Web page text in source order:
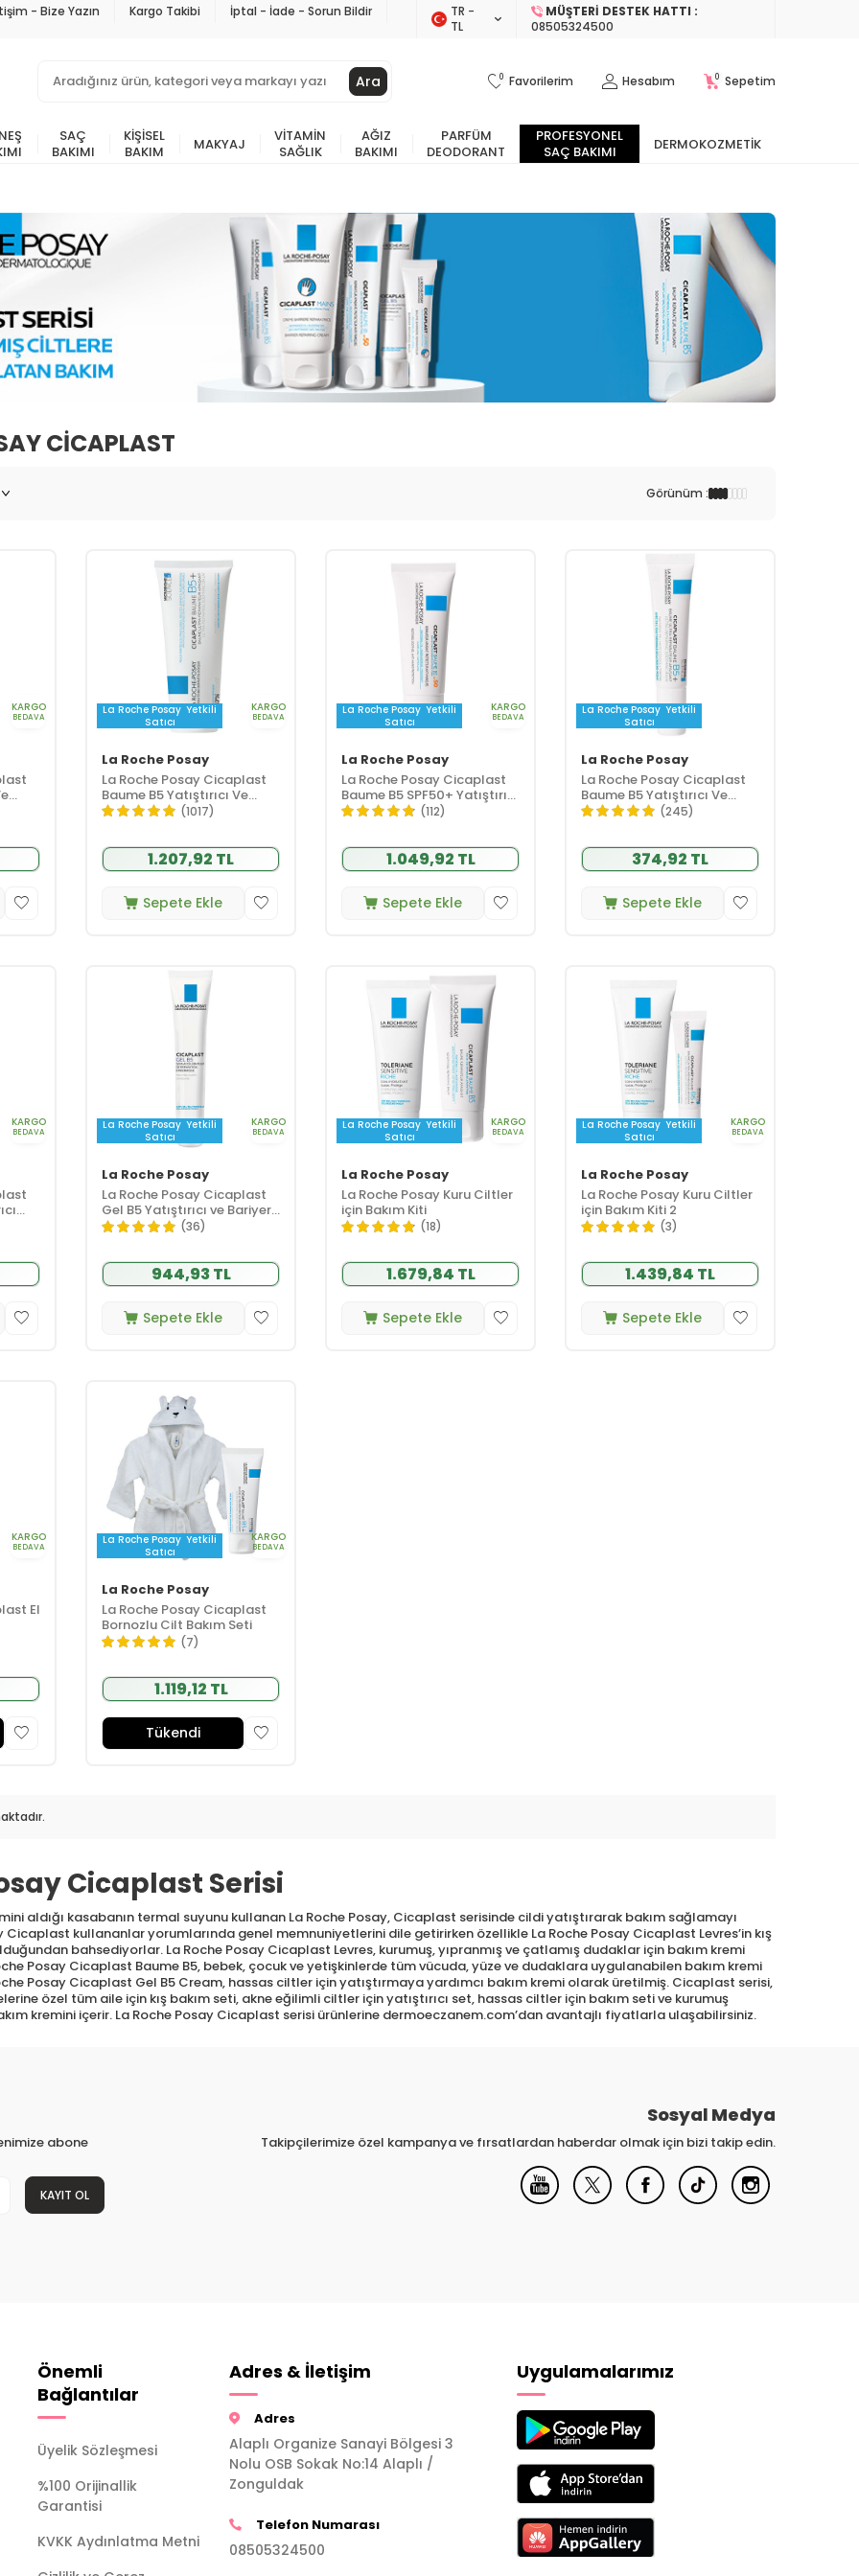
- Bize Yazın Kargo Takibi İptal - İade - Sorun Bildir
TR −
TL
MÜŞTERI DESTEK HATTI :
08505324500
Ara 0 Favorilerim Hesabım 0 Sepetim
SAÇ
BAKIMI
KIŞISEL
BAKIM
MAKYAJ
VITAMIN
SAĞLIK
AĞIZ
BAKIMI
PARFÜM
DEODORANT
PROFESYONEL
SAÇ BAKIMI
DERMOKOZMETIK
CICAPLAST
Görünüm :
KARGO
BEDAVA
La Roche Posay Yetkili
Satıcı
KARGO
BEDAVA
La Roche Posay
La Roche Posay Cicaplast
Baume B5 Yatıştırıcı Ve
Bariyer Onarıcı Bakım Kremi
(1017)
1.207,92 TL
Sepete Ekle
La Roche Posay Yetkili
Satıcı
KARGO
BEDAVA
La Roche Posay
La Roche Posay Cicaplast
Baume B5 SPF50+ Yatıştırıcı
Ve Bariyer Onarıcı Bakım
(112)
1.049,92 TL
Sepete Ekle
La Roche Posay Yetkili
Satıcı
La Roche Posay
La Roche Posay Cicaplast
Baume B5 Yatıştırıcı Ve
Bariyer Onarıcı Bakım Kremi
(245)
374,92 TL
Sepete Ekle
KARGO
BEDAVA
La Roche Posay Yetkili
Satıcı
KARGO
BEDAVA
La Roche Posay
La Roche Posay Cicaplast
Gel B5 Yatıştırıcı ve Bariyer
Onarıcı Bakım Jeli 40 ml
(36)
944,93 TL
Sepete Ekle
La Roche Posay Yetkili
Satıcı
KARGO
BEDAVA
La Roche Posay
La Roche Posay Kuru Ciltler
için Bakım Kiti
(18)
1.679,84 TL
Sepete Ekle
La Roche Posay Yetkili
Satıcı
KARGO
BEDAVA
La Roche Posay
La Roche Posay Kuru Ciltler
için Bakım Kiti 2
(3)
1.439,84 TL
Sepete Ekle
KARGO
BEDAVA
El
La Roche Posay Yetkili
Satıcı
KARGO
BEDAVA
La Roche Posay
La Roche Posay Cicaplast
Bornozlu Cilt Bakım Seti
(7)
1.119,12 TL
Tükendi
Cicaplast Serisi
aldığı kasabanın termal suyunu kullanan La Roche Posay, Cicaplast serisinde cildi yatıştırarak bakım sağlamayı
Cicaplast kullananlar yorumlarında genel memnuniyetlerini dile getirirken özellikle La Roche Posay Cicaplast Levres’in kış
bahsediyorlar. La Roche Posay Cicaplast Levres, kurumuş, yıpranmış ve çatlamış dudaklar için bakım kremi
Posay Cicaplast Baume B5, bebek, çocuk ve yetişkinlerde tüm vücuda, yüze ve dudaklara uygulanabilen bakım kremi
Posay Cicaplast Gel B5 Cream, hassas ciltler için yatıştırmaya yardımcı bakım kremi olarak üretilmiş. Cicaplast serisi,
özel tüm aile için kış bakım seti, akne eğilimli ciltler için yatıştırıcı set, hassas ciltler için bakım seti ve kurumuş
kremini içerir. La Roche Posay Cicaplast serisi ürünlerine dermoeczanem.com’dan avantajlı fiyatlarla ulaşabilirsiniz.
abone
KAYIT OL
Sosyal Medya
Takipçilerimize özel kampanya ve fırsatlardan haberdar olmak için bizi takip edin.
Önemli
Bağlantılar
Üyelik Sözleşmesi
%100 Orijinallik
Garantisi
KVKK Aydınlatma Metni
Adres & İletişim
Adres
Alaplı Organize Sanayi Bölgesi 3
Nolu OSB Sokak No:14 Alaplı /
Zonguldak
Telefon Numarası
08505324500
Uygulamalarımız